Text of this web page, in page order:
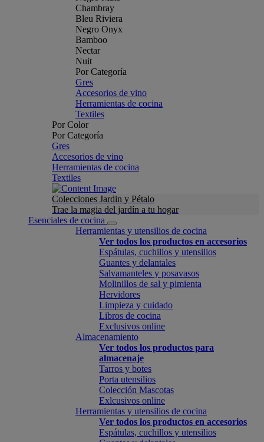
Chambray
Bleu Riviera
Negro Onyx
Bamboo
Nectar
Nuit
Por Categoría
Gres
Accesorios de vino
Herramientas de cocina
Textiles
Por Color
Por Categoría
Gres
Accesorios de vino
Herramientas de cocina
Textiles
Colecciones Jardin y Pétalo
Trae la magia del jardín a tu hogar
Esenciales de cocina
Herramientas y utensilios de cocina
Ver todos los productos en accesorios
Espátulas, cuchillos y utensilios
Guantes y delantales
Salvamanteles y posavasos
Molinillos de sal y pimienta
Hervidores
Limpieza y cuidado
Libros de cocina
Exclusivos online
Almacenamiento
Ver todos los productos para
almacenaje
Tarros y botes
Porta utensilios
Colección Mascotas
Exlcusivos online
Herramientas y utensilios de cocina
Ver todos los productos en accesorios
Espátulas, cuchillos y utensilios